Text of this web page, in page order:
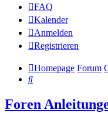
FAQ
Kalender
Anmelden
Registrieren
Homepage Forum
Suche
Foren